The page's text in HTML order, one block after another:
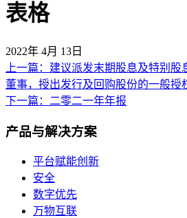
表格
2022年 4月 13日
文
章
航
上一篇：建议派发末期股息及特别
董事，授出发行及回购股份的一般授
下一篇：二零二一年年报
产品与解决方案
平台赋能创新
安全
数字优先
万物互联